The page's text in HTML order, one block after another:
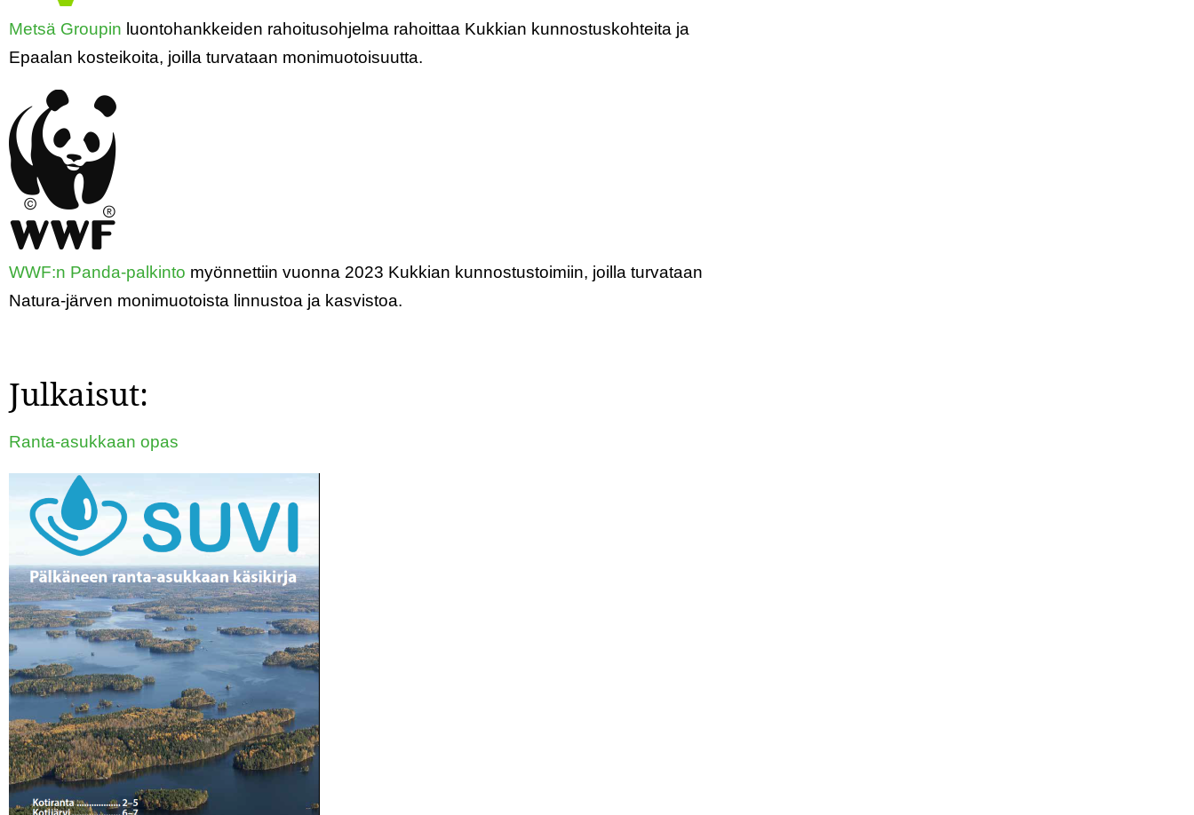
Metsä Groupin luontohankkeiden rahoitusohjelma rahoittaa Kukkian kunnostuskohteita ja
Epaalan kosteikoita, joilla turvataan monimuotoisuutta.
WWF:n Panda-palkinto myönnettiin vuonna 2023 Kukkian kunnostustoimiin, joilla turvataan
Natura-järven monimuotoista linnustoa ja kasvistoa.
Julkaisut:
Ranta-asukkaan opas